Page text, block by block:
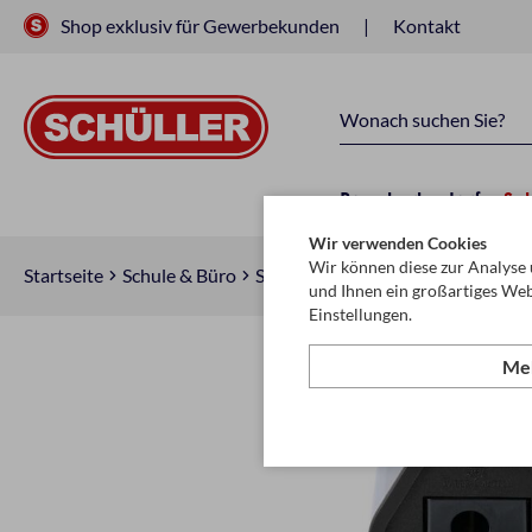
Shop exklusiv für Gewerbekunden Kontakt
Raucherbedarf
Startseite Schule & Büro Schreiben, Zeichnen & Korrigieren
Wir verwenden Cookies
Wir können diese zur
und Ihnen ein großartiges
Einstellungen.